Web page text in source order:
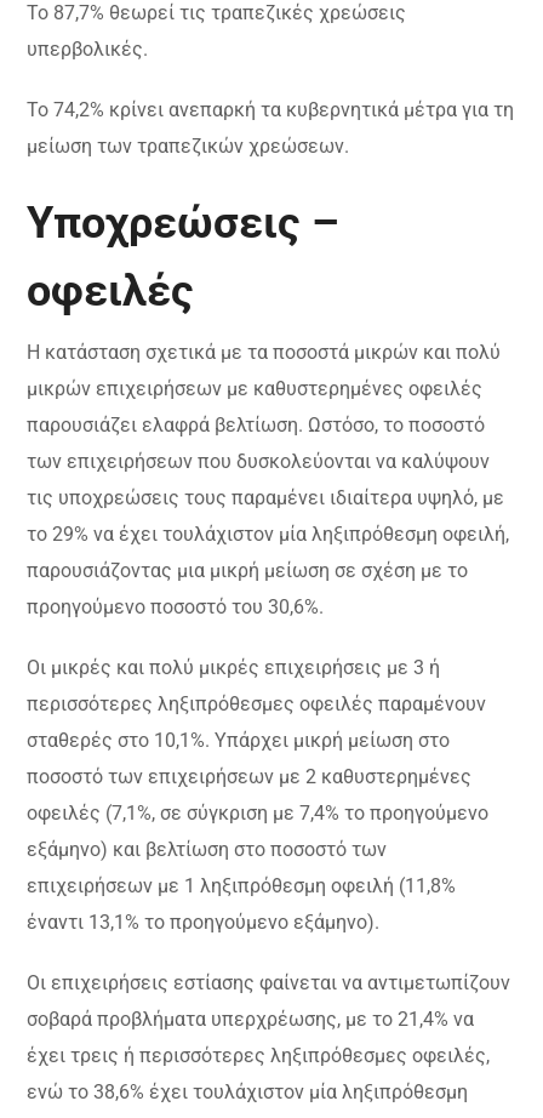
Το 87,7% θεωρεί τις τραπεζικές χρεώσεις
υπερβολικές.
Το 74,2% κρίνει ανεπαρκή τα κυβερνητικά μέτρα για τη
μείωση των τραπεζικών χρεώσεων.
Υποχρεώσεις –
οφειλές
Η κατάσταση σχετικά με τα ποσοστά μικρών και πολύ
μικρών επιχειρήσεων με καθυστερημένες οφειλές
παρουσιάζει ελαφρά βελτίωση. Ωστόσο, το ποσοστό
των επιχειρήσεων που δυσκολεύονται να καλύψουν
τις υποχρεώσεις τους παραμένει ιδιαίτερα υψηλό, με
το 29% να έχει τουλάχιστον μία ληξιπρόθεσμη οφειλή,
παρουσιάζοντας μια μικρή μείωση σε σχέση με το
προηγούμενο ποσοστό του 30,6%.
Οι μικρές και πολύ μικρές επιχειρήσεις με 3 ή
περισσότερες ληξιπρόθεσμες οφειλές παραμένουν
σταθερές στο 10,1%. Υπάρχει μικρή μείωση στο
ποσοστό των επιχειρήσεων με 2 καθυστερημένες
οφειλές (7,1%, σε σύγκριση με 7,4% το προηγούμενο
εξάμηνο) και βελτίωση στο ποσοστό των
επιχειρήσεων με 1 ληξιπρόθεσμη οφειλή (11,8%
έναντι 13,1% το προηγούμενο εξάμηνο).
Οι επιχειρήσεις εστίασης φαίνεται να αντιμετωπίζουν
σοβαρά προβλήματα υπερχρέωσης, με το 21,4% να
έχει τρεις ή περισσότερες ληξιπρόθεσμες οφειλές,
ενώ το 38,6% έχει τουλάχιστον μία ληξιπρόθεσμη